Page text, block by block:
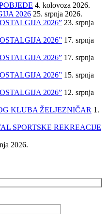
4. kolovoza 2026.
2026 25. srpnja 2026.
2026” 23. srpnja
2026” 17. srpnja
2026” 17. srpnja
2026” 15. srpnja
2026” 12. srpnja
KLUBA ŽELJEZNIČAR 1.
SPORTSKE REKREACIJE
2026.